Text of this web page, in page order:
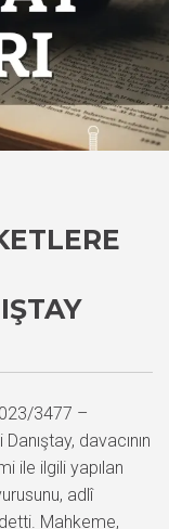
3477 –
davacının
ile ilgili yapılan
adlî
Mahkeme,